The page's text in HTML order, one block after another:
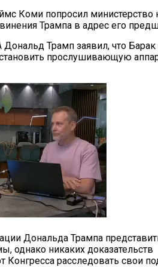
Коми попросил министерство
Трампа в адрес его
Трамп заявил, что
прослушивающую
Дональда Трампа
однако никаких доказательств
расследовать свои